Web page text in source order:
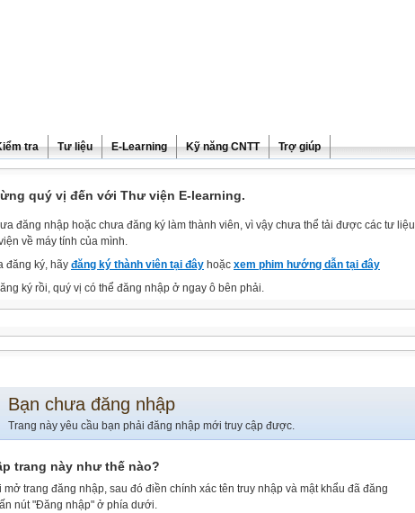
tra Tư liệu E-Learning Kỹ năng CNTT Trợ giúp
quý vị đến với Thư viện E-learning.
đăng nhập hoặc chưa đăng ký làm thành viên, vì vậy chưa thể tải được các tư liệu
về máy tính của mình.
đăng ký, hãy đăng ký thành viên tại đây hoặc xem phim hướng dẫn tại đây
ký rồi, quý vị có thể đăng nhập ở ngay ô bên phải.
Bạn chưa đăng nhập
Trang này yêu cầu bạn phải đăng nhập mới truy cập được.
trang này như thế nào?
mở trang đăng nhập, sau đó điền chính xác tên truy nhập và mật khẩu đã đăng
nút "Đăng nhập" ở phía dưới.